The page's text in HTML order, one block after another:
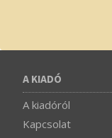
A KIADÓ
A kiadóról
Kapcsolat